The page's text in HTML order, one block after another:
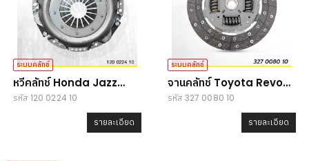
ระบบคลัทช์
หวีคลัทช์ Honda Jazz
(GE) / City 1.5
รหัส 120 0224 10
รายละเอียด
ระบบคลัทช์
จานคลัทช์ Toyota Revo
2.4-4x2
รหัส 327 0080 10
รายละเอียด